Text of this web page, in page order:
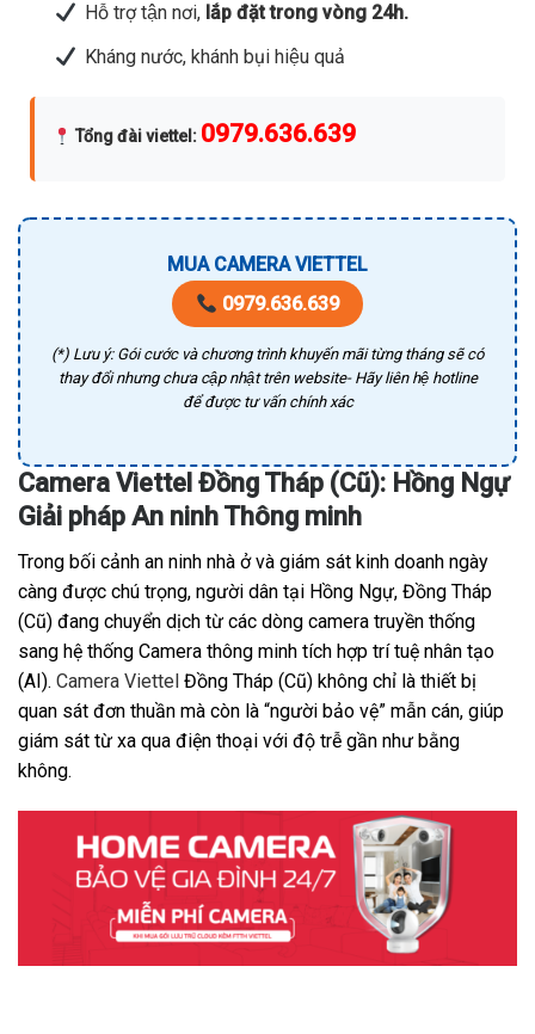
Hỗ trợ tận nơi,lắp đặt trong vòng 24h.
Kháng nước, khánh bụi hiệu quả
Tổng đài viettel : 0979.636.639
MUA CAMERA VIETTEL
0979.636.639
(*) Lưu ý: Gói cước và chương trình khuyến mãi từng tháng sẽ có
thay đổi nhưng chưa cập nhật trên website- Hãy liên hệ hotline
để được tư vấn chính xác
Camera Viettel Đồng Tháp (Cũ): Hồng Ngự
Giải pháp An ninh Thông minh
Trong bối cảnh an ninh nhà ở và giám sát kinh doanh ngày
càng được chú trọng, người dân tại Hồng Ngự, Đồng Tháp
(Cũ) đang chuyển dịch từ các dòng camera truyền thống
sang hệ thống Camera thông minh tích hợp trí tuệ nhân tạo
(AI). Camera Viettel Đồng Tháp (Cũ) không chỉ là thiết bị
quan sát đơn thuần mà còn là “người bảo vệ” mẫn cán, giúp
giám sát từ xa qua điện thoại với độ trễ gần như bằng
không.